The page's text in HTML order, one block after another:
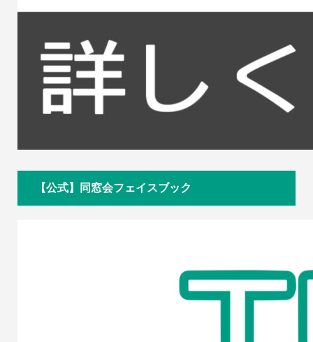
【公式】同窓会フェイスブック